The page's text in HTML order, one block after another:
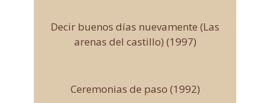
Decir buenos días nuevamente (Las
arenas del castillo) (1997)
Ceremonias de paso (1992)